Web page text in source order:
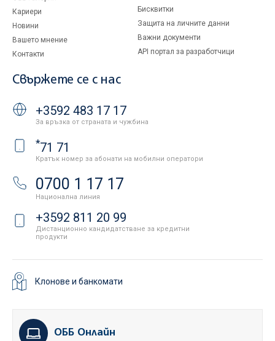
Кариери
Новини
Вашето мнение
Контакти
Бисквитки
Защита на личните данни
Важни документи
API портал за разработчици
Свържете се с нас
+3592 483 17 17
За връзка от страната и чужбина
*71 71
Кратък номер за абонати на мобилни оператори
0700 1 17 17
Национална линия
+3592 811 20 99
Дистанционно кандидатстване за кредитни
продукти
Клонове и банкомати
ОББ Онлайн